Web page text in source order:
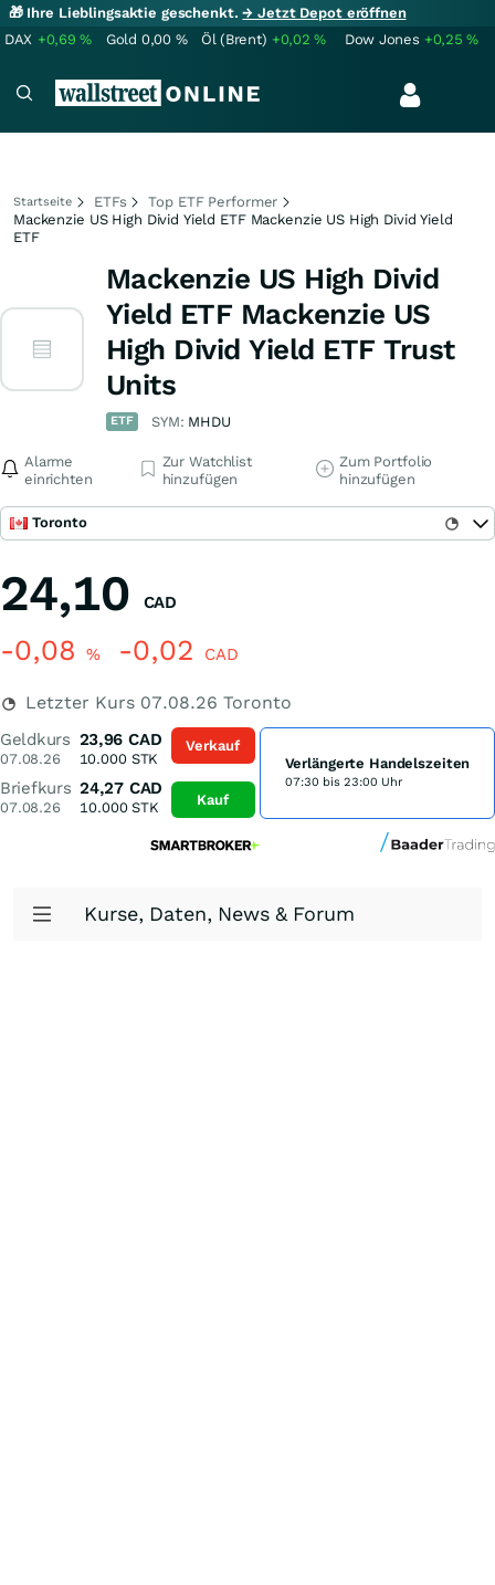
🎁 Ihre Lieblingsaktie geschenkt.→ Jetzt Depot eröffnen
DAX +0,69% Gold 0,00 % Öl (Brent) +0,02% Dow Jones +0,25%
Startseite ETFs
Top ETF Performer
Mackenzie US High Divid Yield ETF Mackenzie US High Divid Yield
ETF
Mackenzie US High Divid
Yield ETF Mackenzie US
High Divid Yield ETF Trust
Units
ETF SYM: MHDU
Alarme
einrichten
Zur Watchlist
hinzufügen
Zum Portfolio
hinzufügen
Toronto
24,10 CAD
-0,08 % -0,02 CAD
Letzter Kurs 07.08.26 Toronto
Geldkurs
07.08.26
23,96 CAD
10.000STK
Briefkurs
07.08.26
24,27 CAD
10.000STK
Verkauf
Kauf
Verlängerte Handelszeiten
07:30 bis 23:00 Uhr
Kurse, Daten, News & Forum